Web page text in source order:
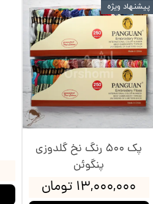
پک 500 رنگ نخ گلدوزی
پنگوئن
۱۳,۰۰۰,۰۰۰ تومان
پیشنهاد ویژه